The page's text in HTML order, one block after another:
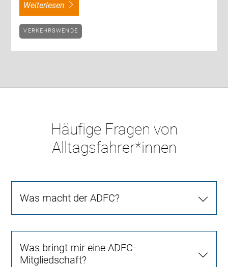
weiterlesen
VERKEHRSWENDE
Häufige Fragen von
Alltagsfahrer*innen
Was macht der ADFC?
Was bringt mir eine ADFC-
Mitgliedschaft?